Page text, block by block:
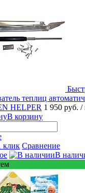
теплиц
HELPER 1 950 руб. /
В корзину
клик Сравнение
В